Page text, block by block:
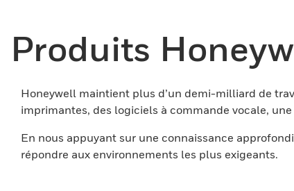
Produits
Honeywell maintient plus d’un demi-milliard de
imprimantes, des logiciels à commande vocale,
En nous appuyant sur une connaissance
répondre aux environnements les plus exigeants.